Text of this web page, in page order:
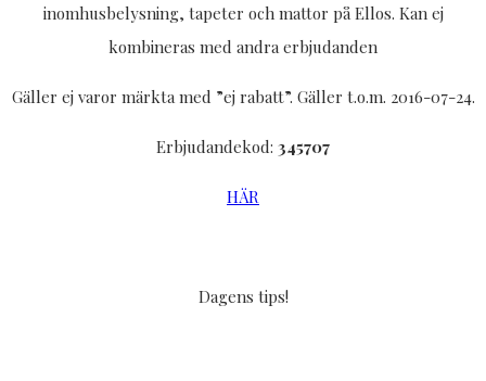
inomhusbelysning, tapeter och mattor på Ellos. Kan ej
kombineras med andra erbjudanden
Gäller ej varor märkta med ”ej rabatt”. Gäller t.o.m. 2016-07-24.
Erbjudandekod: 345707
HÄR
Dagens tips!